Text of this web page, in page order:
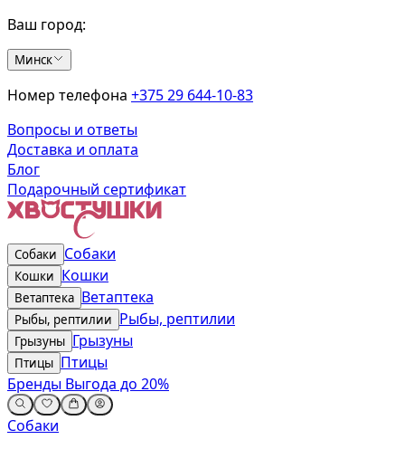
Ваш город:
Минск
Номер телефона +375 29 644-10-83
Вопросы и ответы
Доставка и оплата
Блог
Подарочный сертификат
Собаки Собаки
Кошки Кошки
Ветаптека Ветаптека
Рыбы, рептилии Рыбы, рептилии
Грызуны Грызуны
Птицы Птицы
Бренды Выгода до 20%
Собаки